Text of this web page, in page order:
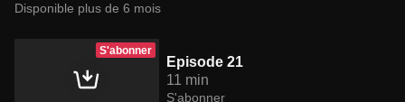
Disponible plus de 6 mois
S'abonner
Episode 21
11 min
S'abonner